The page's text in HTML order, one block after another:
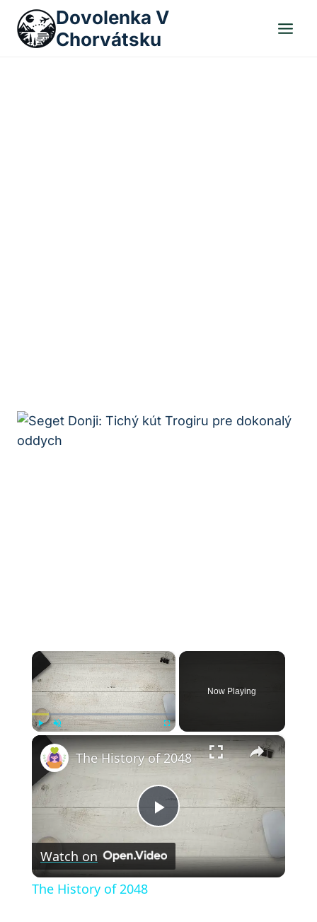
content
Dovolenka V
Chorvátsku
×
Play
Now Playing
×
Play
Video
The History of 2048
Watch on
The History of 2048